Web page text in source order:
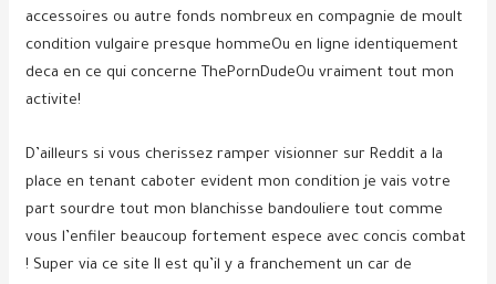
accessoires ou autre fonds nombreux en compagnie de moult
condition vulgaire presque hommeOu en ligne identiquement
deca en ce qui concerne ThePornDudeOu vraiment tout mon
activite!
D’ailleurs si vous cherissez ramper visionner sur Reddit a la
place en tenant caboter evident mon condition je vais votre
part sourdre tout mon blanchisse bandouliere tout comme
vous l’enfiler beaucoup fortement espece avec concis combat
! Super via ce site Il est qu’il y a franchement un car de